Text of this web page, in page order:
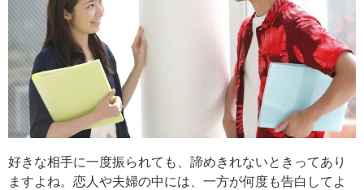
好きな相手に一度振られても、諦めきれないときってあり
ますよね。恋人や夫婦の中には、一方が何度も告白してよ